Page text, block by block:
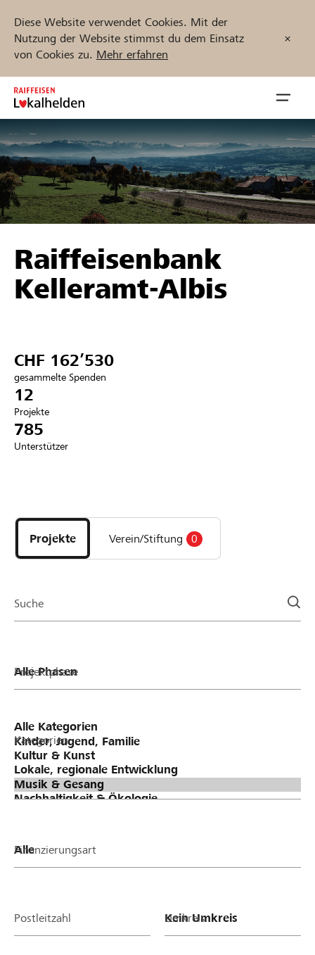
Diese Website verwendet Cookies. Mit der
Nutzung der Website stimmst du dem Einsatz
von Cookies zu. Mehr erfahren
Zum
Inhalt
springen
öffnen
Unterstützen
Hilfe & Support
Anmelden
Projekte und Organisationen finden
Jetzt starten
DE FR IT
Raiffeisenbank
Kelleramt-Albis
CHF 162’530
gesammelte Spenden
12
Projekte
785
Unterstützer
Projekte
und
Organisationen
Projekte Verein/Stiftung 0
Suche
Projektphase
Kategorien
Finanzierungsart
Postleitzahl Umkreis